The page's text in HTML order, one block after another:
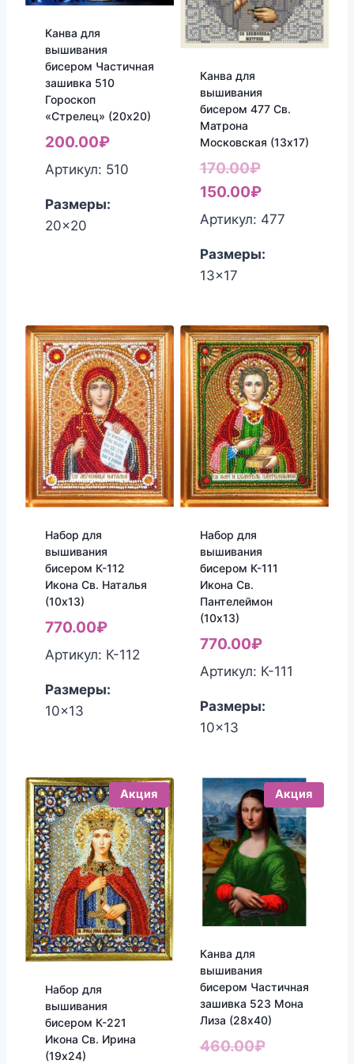
Канва для
вышивания
бисером Частичная
зашивка 510
Гороскоп
«Стрелец» (20х20)
200.00₽
Артикул: 510
Размеры:
20x20
Канва для
вышивания
бисером 477 Св.
Матрона
Московская (13х17)
170.00₽
цена
составляла
150.00₽Текущая
цена:
Артикул: 477
Размеры:
13x17
Набор для
вышивания
бисером К-112
Икона Св. Наталья
(10х13)
770.00₽
Артикул: К-112
Размеры:
10x13
Набор для
вышивания
бисером К-111
Икона Св.
Пантелеймон
(10х13)
770.00₽
Артикул: К-111
Размеры:
10x13
Акция
Набор для
вышивания
бисером К-221
Икона Св. Ирина
(19х24)
Акция
Канва для
вышивания
бисером Частичная
зашивка 523 Мона
Лиза (28х40)
460.00₽